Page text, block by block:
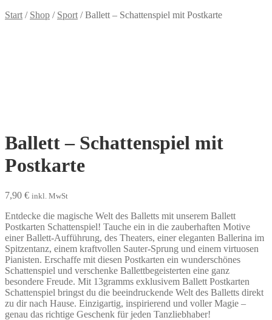
Start / Shop / Sport /Ballett – Schattenspiel mit Postkarte
Ballett – Schattenspiel mit
Postkarte
7,90 € inkl. MwSt
Entdecke die magische Welt des Balletts mit unserem Ballett
Postkarten Schattenspiel! Tauche ein in die zauberhaften Motive
einer Ballett-Aufführung, des Theaters, einer eleganten Ballerina im
Spitzentanz, einem kraftvollen Sauter-Sprung und einem virtuosen
Pianisten. Erschaffe mit diesen Postkarten ein wunderschönes
Schattenspiel und verschenke Ballettbegeisterten eine ganz
besondere Freude. Mit 13gramms exklusivem Ballett Postkarten
Schattenspiel bringst du die beeindruckende Welt des Balletts direkt
zu dir nach Hause. Einzigartig, inspirierend und voller Magie –
genau das richtige Geschenk für jeden Tanzliebhaber!